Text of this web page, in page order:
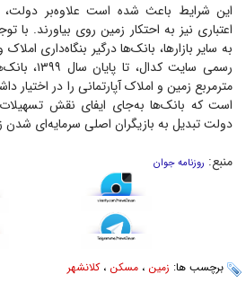
این شرایط باعث شده است علاوه‌بر
اعتباری نیز به احتکار زمین روی بیاورند.
به سایر بازارها، بانک‌ها درگیر بنگاه‌داری
مترمربع زمین و املاک آپارتمانی را در اختیار
است که بانک‌ها به‌جای ایفای نقش
دولت تبدیل به بازیگران اصلی سرمایه‌ای شدن
منبع: روزنامه جوان
برچسب ها: زمین ، مسکن ،کلانشهر